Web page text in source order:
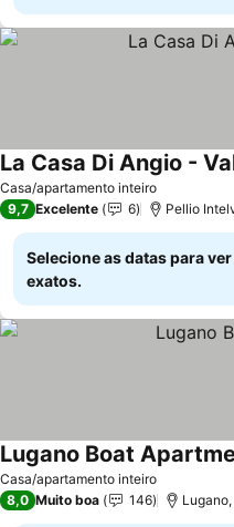
Casa/apartamento inteiro
La Casa Di Angio -
9,7 Excelente 6 Pellio
Selecione as datas para
exatos.
Casa/apartamento inteiro
Lugano Boat
8,0 Muito boa 146